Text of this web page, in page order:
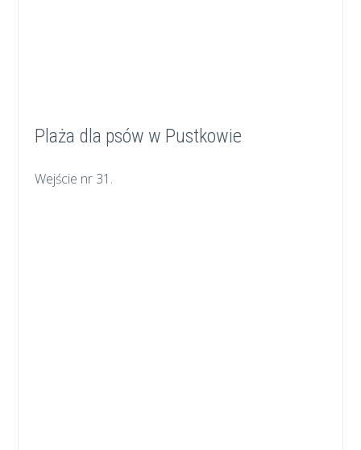
Plaża dla psów w Pustkowie
Wejście nr 31.